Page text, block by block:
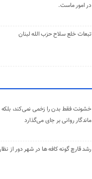
در امور ماست.
تبعات خلع سلاح حزب الله لبنان
خشونت فقط بدن را زخمی نمی‌کند،
ماندگار روانی بر جای می‌گذارد
رشد قارچ گونه کافه ها در شهر دور از